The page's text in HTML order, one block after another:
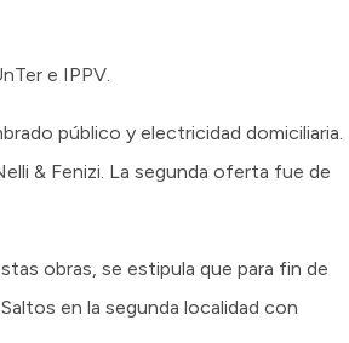
e IPPV.
público y electricidad domiciliaria.
& Fenizi. La segunda oferta fue de
obras, se estipula que para fin de
en la segunda localidad con